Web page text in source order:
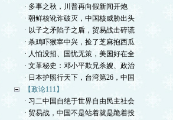
· 多事之秋，川普再向假新闻开炮
· 朝鲜核讹诈破灭，中国核威胁出头
· 以子之矛陷子之盾，贸易战击碎谎
· 杀鸡吓猴宰中兴，捡了芝麻抱西瓜
· 人怕没招、国忧无策，美国好在全
· 文革秘史：邓小平欺兄杀嫂、政治
· 日本护照行天下，台湾第26，中国
【政论111】
· 习二中国自绝于世界自由民主社会
· 贸易战，中国不是站着就是跪着投